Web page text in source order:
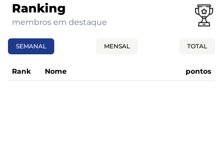
Ranking
membros em destaque
SEMANAL MENSAL TOTAL
Rank Nome pontos